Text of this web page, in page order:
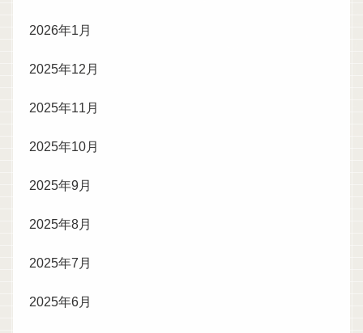
2026年1月
2025年12月
2025年11月
2025年10月
2025年9月
2025年8月
2025年7月
2025年6月